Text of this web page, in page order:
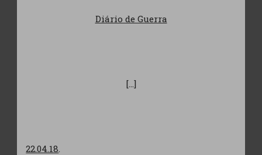
Diário de Guerra
[...]
22.04.18